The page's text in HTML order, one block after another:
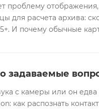
проблему
для расчета архива:
И почему обычные
задаваемые
с камеры или он
как распознать